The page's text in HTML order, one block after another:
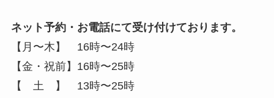
ネット予約・お電話にて受け付けております。
【月〜木】 16時〜24時
【金・祝前】16時〜25時
【 土 】 13時〜25時